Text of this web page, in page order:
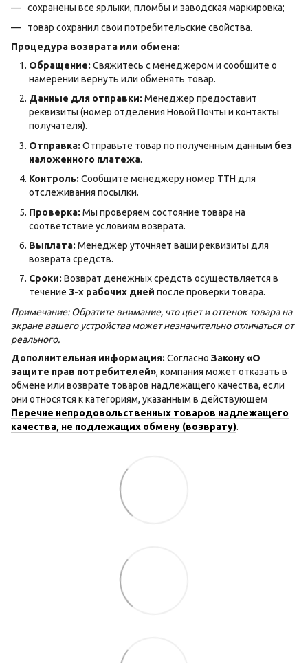
сохранены все ярлыки, пломбы и заводская маркировка;
товар сохранил свои потребительские свойства.
Процедура возврата или обмена:
Обращение: Свяжитесь с менеджером и сообщите о
намерении вернуть или обменять товар.
Данные для отправки: Менеджер предоставит
реквизиты (номер отделения Новой Почты и контакты
получателя).
Отправка: Отправьте товар по полученным данным без
наложенного платежа.
Контроль: Сообщите менеджеру номер ТТН для
отслеживания посылки.
Проверка: Мы проверяем состояние товара на
соответствие условиям возврата.
Выплата: Менеджер уточняет ваши реквизиты для
возврата средств.
Сроки: Возврат денежных средств осуществляется в
течение 3-х рабочих дней после проверки товара.
Примечание: Обратите внимание, что цвет и оттенок товара на
экране вашего устройства может незначительно отличаться от
реального.
Дополнительная информация: Согласно Закону «О
защите прав потребителей», компания может отказать в
обмене или возврате товаров надлежащего качества, если
они относятся к категориям, указанным в действующем
Перечне непродовольственных товаров надлежащего
качества, не подлежащих обмену (возврату).